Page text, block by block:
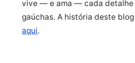
vive — e ama — cada detalhe
gaúchas. A história deste
aqui.